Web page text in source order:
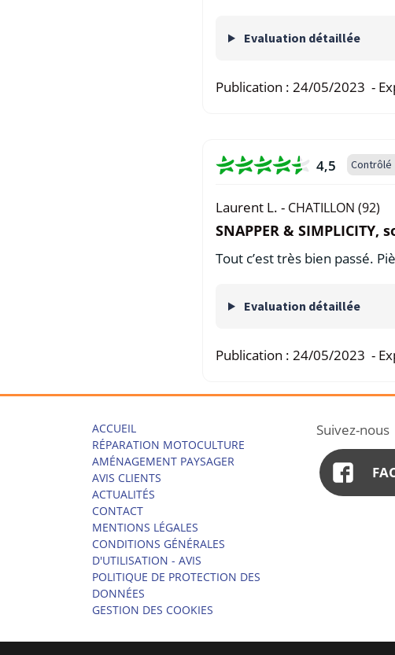
Evaluation détaillée
Publication : 24/05/2023 -
4,5 Contrôlé
Laurent L. - CHATILLON (92)
SNAPPER &
Tout c’est très bien passé.
Evaluation détaillée
Publication : 24/05/2023 -
ACCUEIL
RÉPARATION MOTOCULTURE
AMÉNAGEMENT PAYSAGER
AVIS CLIENTS
ACTUALITÉS
CONTACT
MENTIONS LÉGALES
CONDITIONS GÉNÉRALES
D'UTILISATION - AVIS
POLITIQUE DE PROTECTION DES
DONNÉES
GESTION DES COOKIES
Suivez-nous